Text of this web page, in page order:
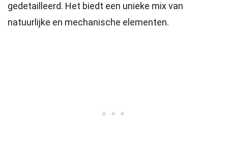
gedetailleerd. Het biedt een unieke mix van
natuurlijke en mechanische elementen.